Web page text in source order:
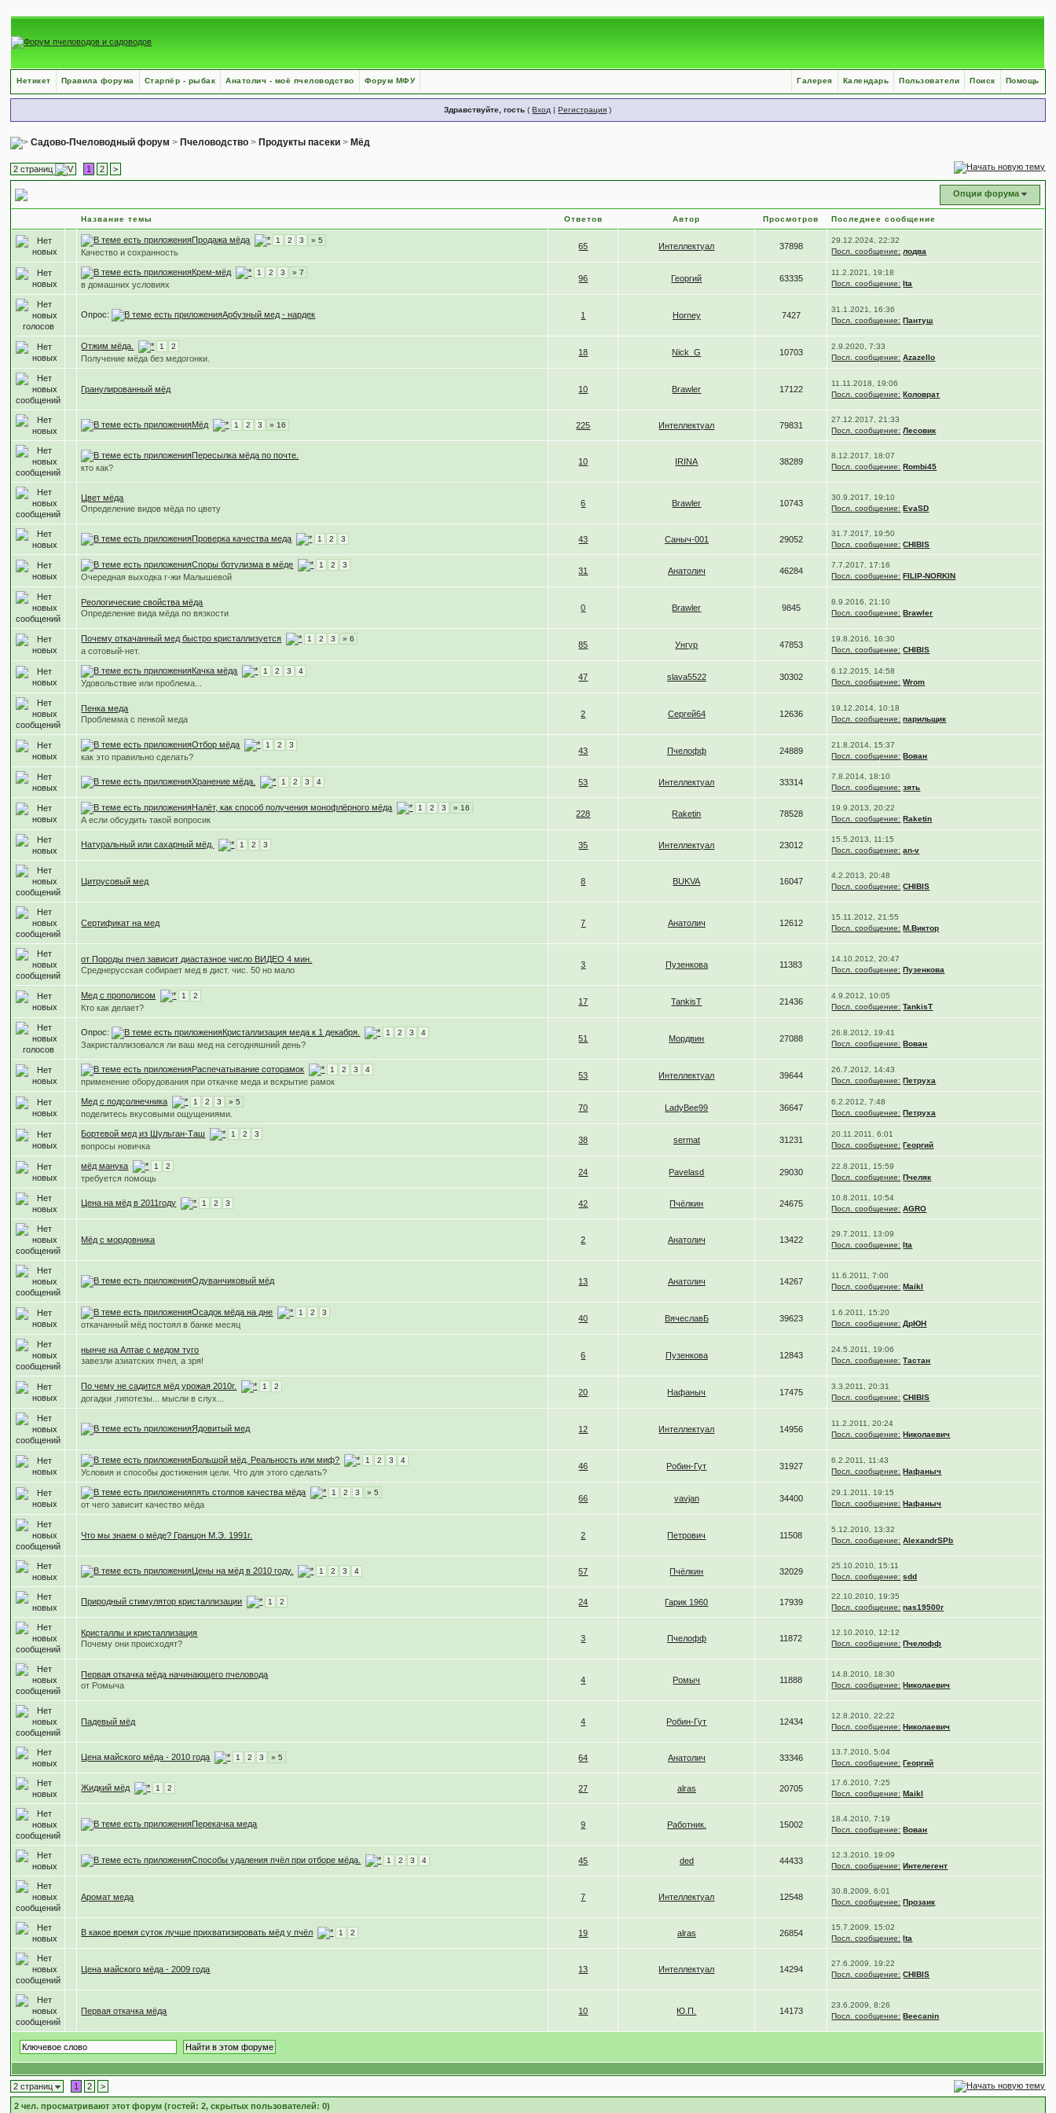
Нетикет Правила форума Старпёр - рыбак Анатолич - моё пчеловодство Форум МФУ Помощь
Поиск
Пользователи
Календарь
Галерея
Здравствуйте, гость (Вход |Регистрация )
Садово-Пчеловодный форум > Пчеловодство > Продукты пасеки > Мёд
2 страниц 1 2 >
Опции форума
Название темы Ответов Автор Просмотров Последнее сообщение
Продажа мёда 1 2 3 » 5
Качество и сохранность
65 Интеллектуал 37898
29.12.2024, 22:32
Посл. сообщение: лодва
Крем-мёд 1 2 3 » 7
в домашних условиях
96 Георгий 63335
11.2.2021, 19:18
Посл. сообщение: Ita
Опрос: Арбузный мед - нардек 1 Horney 7427
31.1.2021, 16:36
Посл. сообщение: Пантуш
Отжим мёда. 1 2
Получение мёда без медогонки.
18 Nick_G 10703
2.9.2020, 7:33
Посл. сообщение: Azazello
Гранулированный мёд 10 Brawler 17122
11.11.2018, 19:06
Посл. сообщение: Коловрат
Мёд 1 2 3 » 16 225 Интеллектуал 79831
27.12.2017, 21:33
Посл. сообщение: Лесовик
Пересылка мёда по почте.
кто как?
10 IRINA 38289
8.12.2017, 18:07
Посл. сообщение: Rombi45
Цвет мёда
Определение видов мёда по цвету
6 Brawler 10743
30.9.2017, 19:10
Посл. сообщение: EvaSD
Проверка качества меда 1 2 3 43 Саныч-001 29052
31.7.2017, 19:50
Посл. сообщение: CHIBIS
Споры ботулизма в мёде 1 2 3
Очередная выходка г-жи Малышевой
31 Анатолич 46284
7.7.2017, 17:16
Посл. сообщение: FILIP-NORKIN
Реологические свойства мёда
Определение вида мёда по вязкости
0 Brawler 9845
8.9.2016, 21:10
Посл. сообщение: Brawler
Почему откачанный мед быстро кристаллизуется 1 2 3 » 6
а сотовый-нет.
85 Унгур 47853
19.8.2016, 16:30
Посл. сообщение: CHIBIS
Качка мёда 1 2 3 4
Удовольствие или проблема...
47 slava5522 30302
6.12.2015, 14:58
Посл. сообщение: Wrom
Пенка меда
Проблемма с пенкой меда
2 Сергей64 12636
19.12.2014, 10:18
Посл. сообщение: парильщик
Отбор мёда 1 2 3
как это правильно сделать?
43 Пчелофф 24889
21.8.2014, 15:37
Посл. сообщение: Вован
Хранение мёда. 1 2 3 4 53 Интеллектуал 33314
7.8.2014, 18:10
Посл. сообщение: зять
Налёт, как способ получения монофлёрного мёда 1 2 3 » 16
А если обсудить такой вопросик
228 Raketin 78528
19.9.2013, 20:22
Посл. сообщение: Raketin
Натуральный или сахарный мёд. 1 2 3 35 Интеллектуал 23012
15.5.2013, 11:15
Посл. сообщение: an-v
Цитрусовый мед 8 BUKVA 16047
4.2.2013, 20:48
Посл. сообщение: CHIBIS
Cертификат на мед 7 Анатолич 12612
15.11.2012, 21:55
Посл. сообщение: М.Виктор
от Породы пчел зависит диастазное число ВИДЕО 4 мин.
Среднерусская собирает мед в дист. чис. 50 но мало
3 Пузенкова 11383
14.10.2012, 20:47
Посл. сообщение: Пузенкова
Мед с прополисом 1 2
Кто как делает?
17 TankisT 21436
4.9.2012, 10:05
Посл. сообщение: TankisT
Опрос: Кристаллизация меда к 1 декабря. 1 2 3 4
Закристаллизовался ли ваш мед на сегодняшний день?
51 Мордвин 27088
26.8.2012, 19:41
Посл. сообщение: Вован
Распечатывание соторамок 1 2 3 4
применение оборудования при откачке меда и вскрытие рамок
53 Интеллектуал 39644
26.7.2012, 14:43
Посл. сообщение: Петруха
Мед с подсолнечника 1 2 3 » 5
поделитесь вкусовыми ощущениями.
70 LadyBee99 36647
6.2.2012, 7:48
Посл. сообщение: Петруха
Бортевой мед из Шульган-Таш 1 2 3
вопросы новичка
38 sermat 31231
20.11.2011, 6:01
Посл. сообщение: Георгий
мёд манука 1 2
требуется помощь
24 Pavelasd 29030
22.8.2011, 15:59
Посл. сообщение: Пчеляк
Цена на мёд в 2011году 1 2 3 42 Пчёлкин 24675
10.8.2011, 10:54
Посл. сообщение: AGRO
Мёд с мордовника 2 Анатолич 13422
29.7.2011, 13:09
Посл. сообщение: Ita
Одуванчиковый мёд 13 Анатолич 14267
11.6.2011, 7:00
Посл. сообщение: Maikl
Осадок мёда на дне 1 2 3
откачанный мёд постоял в банке месяц
40 ВячеславБ 39623
1.6.2011, 15:20
Посл. сообщение: ДрЮН
нынче на Алтае с медом туго
завезли азиатских пчел, а зря!
6 Пузенкова 12843
24.5.2011, 19:06
Посл. сообщение: Тастан
По чему не садится мёд урожая 2010г. 1 2
догадки ,гипотезы... мысли в слух...
20 Нафаныч 17475
3.3.2011, 20:31
Посл. сообщение: CHIBIS
Ядовитый мед 12 Интеллектуал 14956
11.2.2011, 20:24
Посл. сообщение: Николаевич
Большой мёд. Реальность или миф? 1 2 3 4
Условия и способы достижения цели. Что для этого сделать?
46 Робин-Гут 31927
6.2.2011, 11:43
Посл. сообщение: Нафаныч
пять столпов качества мёда 1 2 3 » 5
от чего зависит качество мёда
66 vavjan 34400
29.1.2011, 19:15
Посл. сообщение: Нафаныч
Что мы знаем о мёде? Гранцон М.Э. 1991г. 2 Петрович 11508
5.12.2010, 13:32
Посл. сообщение: AlexandrSPb
Цены на мёд в 2010 году. 1 2 3 4 57 Пчёлкин 32029
25.10.2010, 15:11
Посл. сообщение: sdd
Природный стимулятор кристаллизации 1 2 24 Гарик 1960 17939
22.10.2010, 19:35
Посл. сообщение: nas19500r
Кристаллы и кристаллизация
Почему они происходят?
3 Пчелофф 11872
12.10.2010, 12:12
Посл. сообщение: Пчелофф
Первая откачка мёда начинающего пчеловода
от Ромыча
4 Ромыч 11888
14.8.2010, 18:30
Посл. сообщение: Николаевич
Падевый мёд 4 Робин-Гут 12434
12.8.2010, 22:22
Посл. сообщение: Николаевич
Цена майского мёда - 2010 года 1 2 3 » 5 64 Анатолич 33346
13.7.2010, 5:04
Посл. сообщение: Георгий
Жидкий мёд 1 2 27 alras 20705
17.6.2010, 7:25
Посл. сообщение: Maikl
Перекачка меда 9 Работник. 15002
18.4.2010, 7:19
Посл. сообщение: Вован
Способы удаления пчёл при отборе мёда. 1 2 3 4 45 ded 44433
12.3.2010, 19:09
Посл. сообщение: Интелегент
Аромат меда 7 Интеллектуал 12548
30.8.2009, 6:01
Посл. сообщение: Прозаик
В какое время суток лучше прихватизировать мёд у пчёл 1 2 19 alras 26854
15.7.2009, 15:02
Посл. сообщение: Ita
Цена майского мёда - 2009 года 13 Интеллектуал 14294
27.6.2009, 19:22
Посл. сообщение: CHIBIS
Первая откачка мёда 10 Ю.П. 14173
23.6.2009, 8:26
Посл. сообщение: Beecanin
2 страниц 1 2 >
2 чел. просматривают этот форум (гостей: 2, скрытых пользователей: 0)